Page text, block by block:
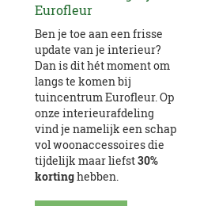
Eurofleur
Ben je toe aan een frisse
update van je interieur?
Dan is dit hét moment om
langs te komen bij
tuincentrum Eurofleur. Op
onze interieurafdeling
vind je namelijk een schap
vol woonaccessoires die
tijdelijk maar liefst30%
kortinghebben.